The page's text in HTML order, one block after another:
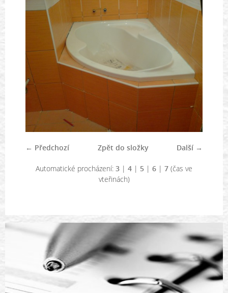
← Předchozí Další →
Zpět do složky
Automatické procházení: 3 | 4 | 5 | 6 | 7 (čas ve
vteřinách)